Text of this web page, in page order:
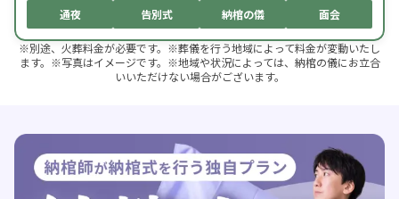
通夜 告別式 納棺の儀 面会
※別途、火葬料金が必要です。※葬儀を行う地域によって料金が変動いたし
ます。※写真はイメージです。※地域や状況によっては、納棺の儀にお立合
いいただけない場合がございます。